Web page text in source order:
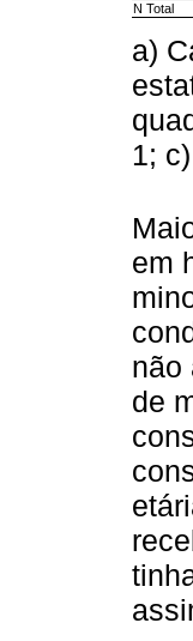
N Total
a)
1;
em
não
de